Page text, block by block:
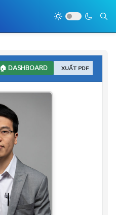
🏠 DASHBOARD XUẤT PDF